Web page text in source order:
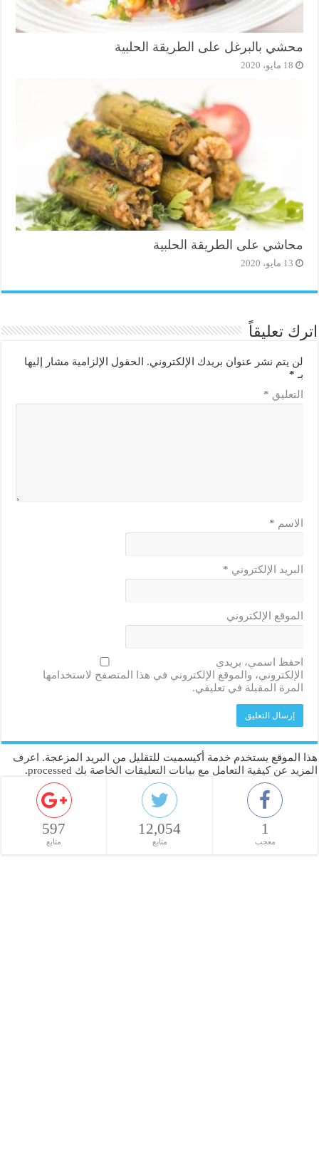
محشي بالبرغل على الطريقة الحلبية
18 مايو، 2020
محاشي على الطريقة الحلبية
13 مايو، 2020
اترك تعليقاً
لن يتم نشر عنوان بريدك الإلكتروني.
الحقول الإلزامية مشار إليها
بـ *
التعليق *
الاسم *
البريد الإلكتروني *
الموقع الإلكتروني
احفظ اسمي، بريدي
الإلكتروني، والموقع الإلكتروني في هذا المتصفح لاستخدامها
المرة المقبلة في تعليقي.
هذا الموقع يستخدم خدمة أكيسميت للتقليل من البريد المزعجة.
اعرف
المزيد عن كيفية التعامل مع بيانات التعليقات الخاصة بك processed
.
1
معجب
12,054
متابع
597
متابع